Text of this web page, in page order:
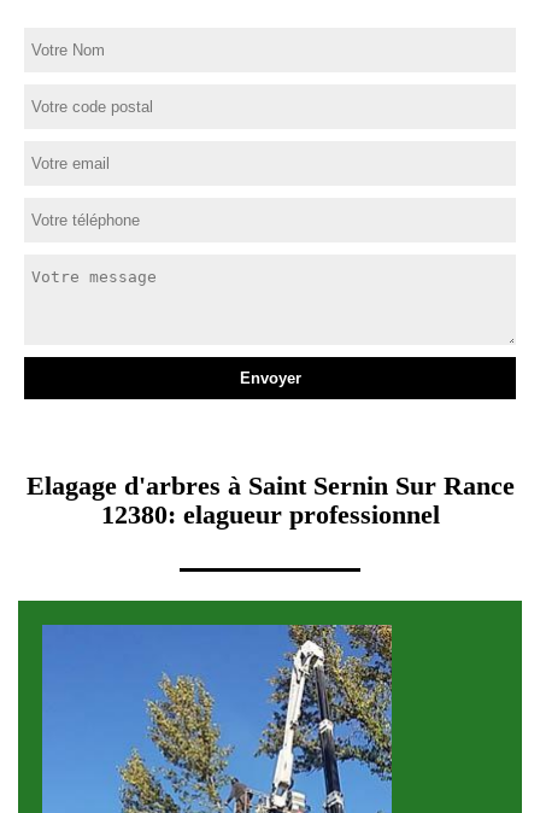
Elagage d'arbres à Saint Sernin Sur Rance
12380: elagueur professionnel